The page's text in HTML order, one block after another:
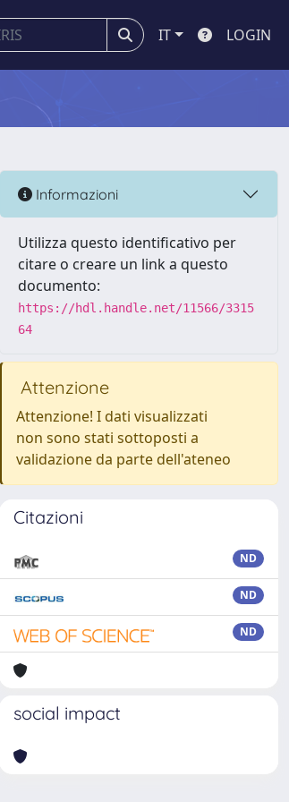
IT LOGIN
Informazioni
Utilizza questo identificativo per
citare o creare un link a questo
documento:
https://hdl.handle.net/11566/3315
64
Attenzione
Attenzione! I dati visualizzati
non sono stati sottoposti a
validazione da parte dell'ateneo
Citazioni
ND
ND
ND
social impact